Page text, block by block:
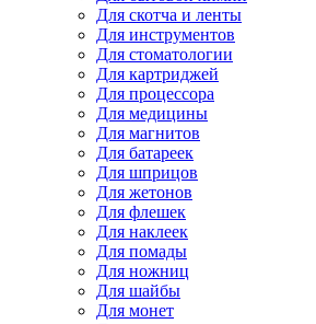
Для скотча и ленты
Для инструментов
Для стоматологии
Для картриджей
Для процессора
Для медицины
Для магнитов
Для батареек
Для шприцов
Для жетонов
Для флешек
Для наклеек
Для помады
Для ножниц
Для шайбы
Для монет